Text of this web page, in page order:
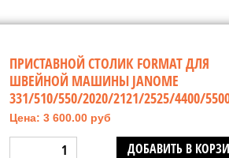
ПРИСТАВНОЙ СТОЛИК FORMAT ДЛЯ
ШВЕЙНОЙ МАШИНЫ JANOME
331/510/550/2020/2121/2525/4400/
Цена: 3 600.00 руб
ДОБАВИТЬ В